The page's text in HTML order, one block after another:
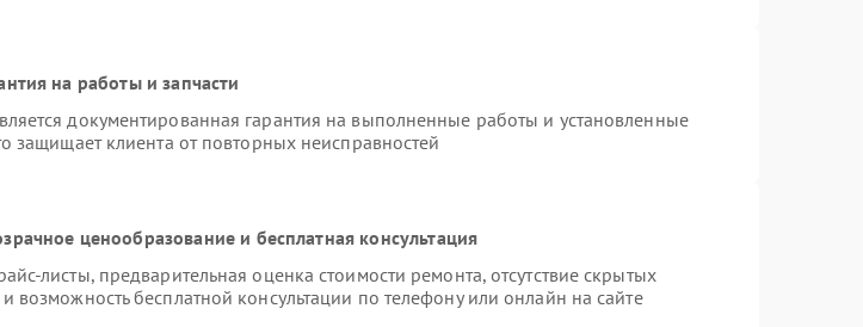
на работы и запчасти
документированная гарантия на выполненные работы и установленные
защищает клиента от повторных неисправностей
ценообразование и бесплатная консультация
листы, предварительная оценка стоимости ремонта, отсутствие скрытых
возможность бесплатной консультации по телефону или онлайн на сайте